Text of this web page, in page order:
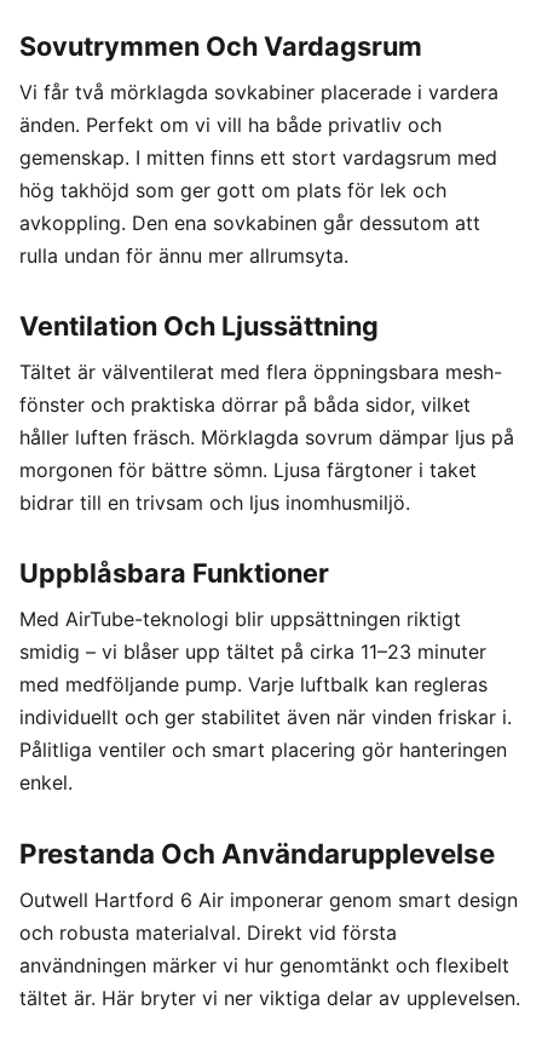
Sovutrymmen Och Vardagsrum
Vi får två mörklagda sovkabiner placerade i vardera
änden. Perfekt om vi vill ha både privatliv och
gemenskap. I mitten finns ett stort vardagsrum med
hög takhöjd som ger gott om plats för lek och
avkoppling. Den ena sovkabinen går dessutom att
rulla undan för ännu mer allrumsyta.
Ventilation Och Ljussättning
Tältet är välventilerat med flera öppningsbara mesh-
fönster och praktiska dörrar på båda sidor, vilket
håller luften fräsch. Mörklagda sovrum dämpar ljus på
morgonen för bättre sömn. Ljusa färgtoner i taket
bidrar till en trivsam och ljus inomhusmiljö.
Uppblåsbara Funktioner
Med AirTube-teknologi blir uppsättningen riktigt
smidig – vi blåser upp tältet på cirka 11–23 minuter
med medföljande pump. Varje luftbalk kan regleras
individuellt och ger stabilitet även när vinden friskar i.
Pålitliga ventiler och smart placering gör hanteringen
enkel.
Prestanda Och Användarupplevelse
Outwell Hartford 6 Air imponerar genom smart design
och robusta materialval. Direkt vid första
användningen märker vi hur genomtänkt och flexibelt
tältet är. Här bryter vi ner viktiga delar av upplevelsen.